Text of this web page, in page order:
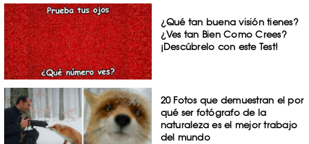
¿Qué tan buena visión tienes?
¿Ves tan Bien Como Crees?
¡Descúbrelo con este Test!
20 Fotos que demuestran el por
qué ser fotógrafo de la
naturaleza es el mejor trabajo
del mundo